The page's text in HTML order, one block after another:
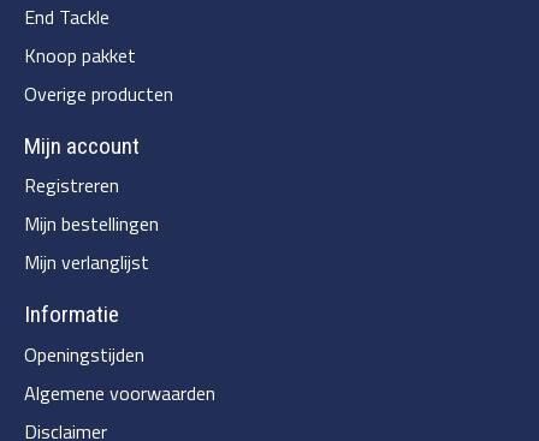
End Tackle
Knoop pakket
Overige producten
Mijn account
Registreren
Mijn bestellingen
Mijn verlanglijst
Informatie
Openingstijden
Algemene voorwaarden
Disclaimer